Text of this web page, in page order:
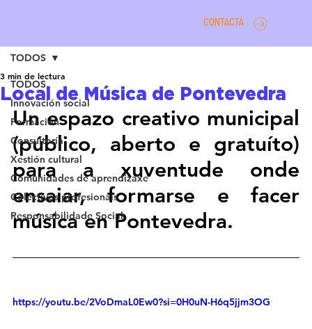
CONTACTA
TODOS
Innovación social
Formación
Consultoría
Xestión cultural
Comunidades de aprendizaxe
Colectivos profesionais
Responsabilidade Social
TODOS
Local de Música de Pontevedra
3 min de lectura
Un espazo creativo municipal
(público, aberto e gratuíto)
para a xuventude onde
ensaiar, formarse e facer
música en Pontevedra.
https://youtu.be/2VoDmaL0Ew0?si=0H0uN-H6q5jjm3OG